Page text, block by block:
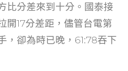
比分差來到十分。國泰接
開17分差距，儘管台電第
，卻為時已晚，61:78吞下